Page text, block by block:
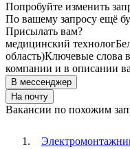
Попробуйте изменить
По вашему запросу ещё
Присылать вам?
медицинский технолог
область)Ключевые слова
компании и в описании
В мессенджер
На почту
Вакансии по похожим